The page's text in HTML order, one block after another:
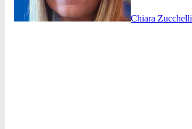
Chiara Zucchelli